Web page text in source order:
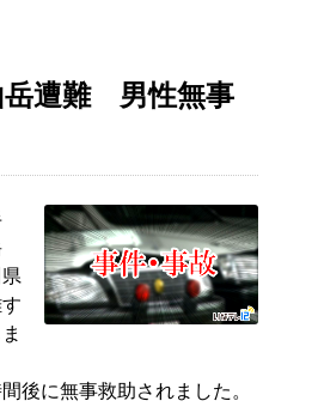
岳遭難 男性無事
後に無事救助されました。